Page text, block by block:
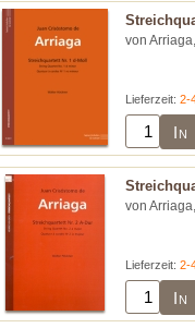
von
Lieferzeit: 2-
In
von
Lieferzeit: 2-
In